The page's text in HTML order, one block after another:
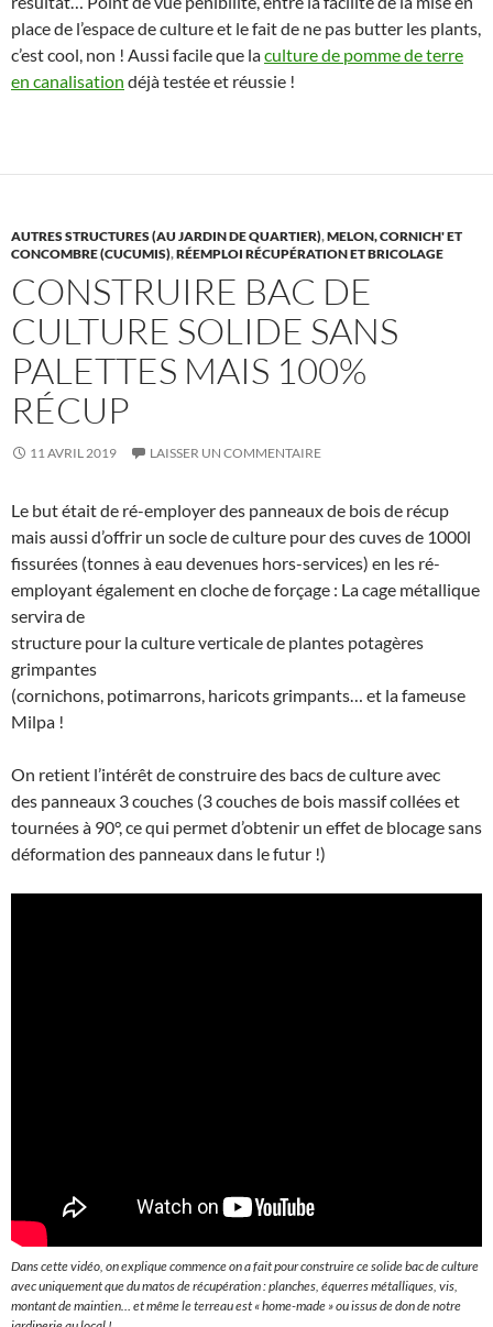
place de l’espace de culture et le fait de ne pas butter les plants,
c’est cool, non ! Aussi facile que laculture de pomme de terre
en canalisation déjà testée et réussie !
AUTRES STRUCTURES (AU JARDIN DE QUARTIER),MELON, CORNICH' ET
CONCOMBRE (CUCUMIS),RÉEMPLOI RÉCUPÉRATION ET BRICOLAGE
CONSTRUIRE BAC DE
CULTURE SOLIDE SANS
PALETTES MAIS 100%
RÉCUP
11 AVRIL 2019 LAISSER UN COMMENTAIRE
Le but était de ré-employer des panneaux de bois de récup
mais aussi d’offrir un socle de culture pour des cuves de 1000l
fissurées (tonnes à eau devenues hors-services) en les ré-
employant également en cloche de forçage : La cage métallique
servira de
structure pour la culture verticale de plantes potagères
grimpantes
(cornichons, potimarrons, haricots grimpants… et la fameuse
Milpa !
On retient l’intérêt de construire des bacs de culture avec
des panneaux 3 couches (3 couches de bois massif collées et
tournées à 90°, ce qui permet d’obtenir un effet de blocage sans
déformation des panneaux dans le futur !)
Dans cette vidéo, on explique commence on a fait pour construire ce solide bac de culture
avec uniquement que du matos de récupération : planches, équerres métalliques, vis,
montant de maintien… et même le terreau est « home-made » ou issus de don de notre